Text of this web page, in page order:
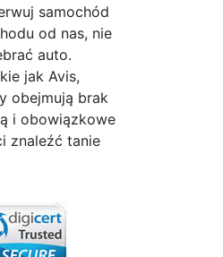
samochód
od nas, nie
auto.
jak Avis,
obejmują brak
i obowiązkowe
znaleźć tanie